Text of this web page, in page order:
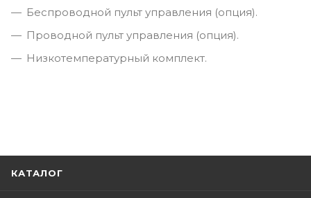
Беспроводной пульт управления (опция).
Проводной пульт управления (опция).
Низкотемпературный комплект.
КАТАЛОГ